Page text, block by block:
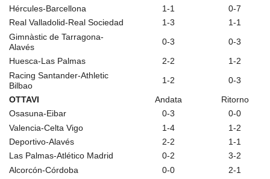
Hércules-Barcellona
1-1
0-7
Real Valladolid-Real Sociedad
1-3
1-1
Gimnàstic de Tarragona-
Alavés
0-3
0-3
Huesca-Las Palmas
2-2
1-2
Racing Santander-Athletic
Bilbao
1-2
0-3
OTTAVI
Andata
Ritorno
Osasuna-Eibar
0-3
0-0
Valencia-Celta Vigo
1-4
1-2
Deportivo-Alavés
2-2
1-1
Las Palmas-Atlético Madrid
0-2
3-2
Alcorcón-Córdoba
0-0 2-1